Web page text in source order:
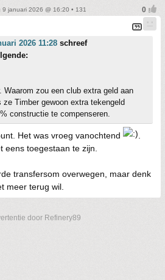
9 januari 2026 @ 16:20 • 131
2026 11:28 schreef
Waarom zou een club extra geld aan
ze Timber gewoon extra tekengeld
constructie te compenseren.
Het was vroeg vanochtend
eens toegestaan te zijn.
transfersom overwegen, maar denk
meer terug wil.
door Refinery89